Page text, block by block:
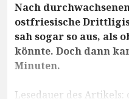
Nach
ostfriesische
sah sogar so aus, als
könnte. Doch dann
Minuten.
Lesedauer des Artikels: